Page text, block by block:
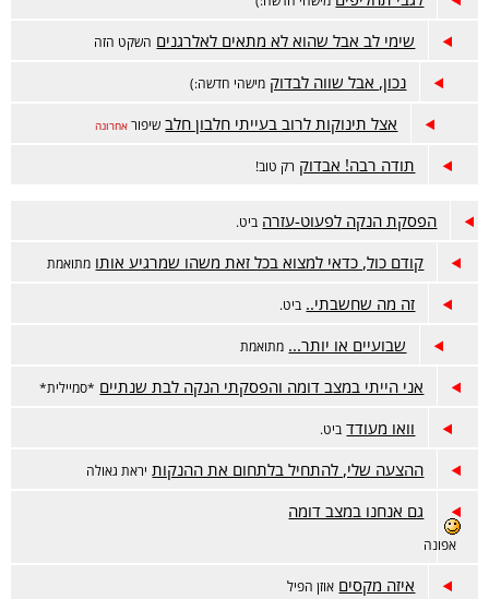
שימי לב אבל שהוא לא מתאים לאלרגנים השקט הזה
נכון, אבל שווה לבדוק מישהי חדשה:)
אצל תינוקות לרוב בעייתי חלבון חלב שיפור אחרונה
תודה רבה! אבדוק רק טוב!
הפסקת הנקה לפעוט-עזרה ביט.
קודם כול, כדאי למצוא בכל זאת משהו שמרגיע אותו מתואמת
זה מה שחשבתי.. ביט.
שבועיים או יותר... מתואמת
אני הייתי במצב דומה והפסקתי הנקה לבת שנתיים *סמיילית*
וואו מעודד ביט.
ההצעה שלי, להתחיל בלתחום את ההנקות יראת גאולה
גם אנחנו במצב דומה
אפונה
איזה מקסים אוזן הפיל